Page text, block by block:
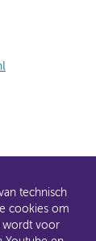
technisch
cookies om
wordt voor